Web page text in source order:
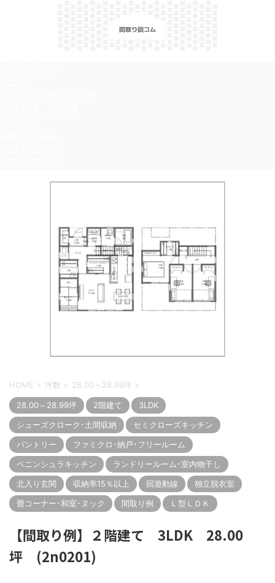
HOME > 坪数 > 28.00～28.99坪 >
28.00～28.99坪 2階建て
3LDK
シューズクローク･土間収納
セミクローズキッチン
パントリー
ファミクロ･納戸･フリールーム
ペニンシュラキッチン
ランドリールーム･室内物干し
北入り玄関
収納率15％以上 回遊動線
独立脱衣室
畳コーナー･和室･ヌック
間取り例 Ｌ型ＬＤＫ
【間取り例】２階建て 3LDK 28.00
坪 (2n0201)